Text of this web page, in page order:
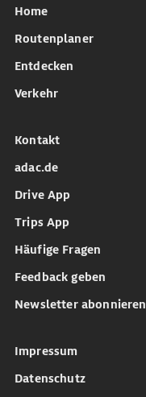
Home
Routenplaner
Entdecken
Verkehr
Kontakt
adac.de
Drive App
Trips App
Häufige Fragen
Feedback geben
Newsletter abonnieren
Impressum
Datenschutz